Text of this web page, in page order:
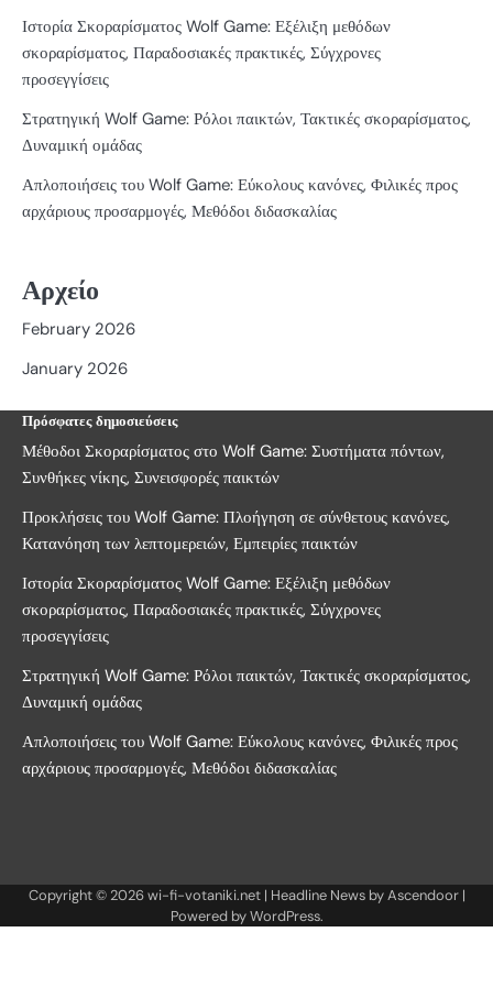
Ιστορία Σκοραρίσματος Wolf Game: Εξέλιξη μεθόδων
σκοραρίσματος, Παραδοσιακές πρακτικές, Σύγχρονες
προσεγγίσεις
Στρατηγική Wolf Game: Ρόλοι παικτών, Τακτικές σκοραρίσματος,
Δυναμική ομάδας
Απλοποιήσεις του Wolf Game: Εύκολους κανόνες, Φιλικές προς
αρχάριους προσαρμογές, Μεθόδοι διδασκαλίας
Αρχείο
February 2026
January 2026
Πρόσφατες δημοσιεύσεις
Μέθοδοι Σκοραρίσματος στο Wolf Game: Συστήματα πόντων,
Συνθήκες νίκης, Συνεισφορές παικτών
Προκλήσεις του Wolf Game: Πλοήγηση σε σύνθετους κανόνες,
Κατανόηση των λεπτομερειών, Εμπειρίες παικτών
Ιστορία Σκοραρίσματος Wolf Game: Εξέλιξη μεθόδων
σκοραρίσματος, Παραδοσιακές πρακτικές, Σύγχρονες
προσεγγίσεις
Στρατηγική Wolf Game: Ρόλοι παικτών, Τακτικές σκοραρίσματος,
Δυναμική ομάδας
Απλοποιήσεις του Wolf Game: Εύκολους κανόνες, Φιλικές προς
αρχάριους προσαρμογές, Μεθόδοι διδασκαλίας
Copyright © 2026wi-fi-votaniki.net| Headline News byAscendoor|
Powered byWordPress.